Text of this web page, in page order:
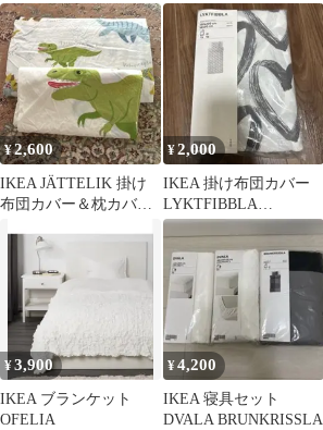
使用品]
団カバー ダークグレー
¥2,600
IKEA JÄTTELIK 掛け
布団カバー＆枕カバー
¥2,000
IKEA 掛け布団カバー
LYKTFIBBLA
150x200cm
¥3,900
IKEA ブランケット
OFELIA
¥4,200
IKEA 寝具セット
DVALA BRUNKRISSLA